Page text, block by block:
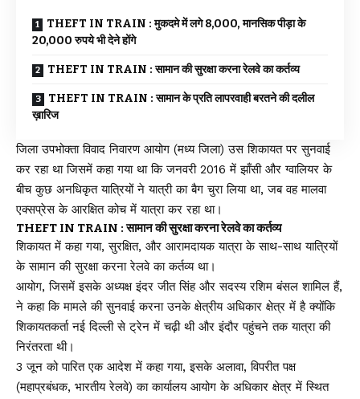
THEFT IN TRAIN : मुकदमे में लगे 8,000, मानसिक पीड़ा के
20,000 रुपये भी देने होंगे
THEFT IN TRAIN : सामान की सुरक्षा करना रेलवे का कर्तव्य
THEFT IN TRAIN : सामान के प्रति लापरवाही बरतने की दलील
ख़ारिज
जिला उपभोक्ता विवाद निवारण आयोग (मध्य जिला) उस शिकायत पर सुनवाई
कर रहा था जिसमें कहा गया था कि जनवरी 2016 में झाँसी और ग्वालियर के
बीच कुछ अनधिकृत यात्रियों ने यात्री का बैग चुरा लिया था, जब वह मालवा
एक्सप्रेस के आरक्षित कोच में यात्रा कर रहा था।
THEFT IN TRAIN : सामान की सुरक्षा करना रेलवे का कर्तव्य
शिकायत में कहा गया, सुरक्षित, और आरामदायक यात्रा के साथ-साथ यात्रियों
के सामान की सुरक्षा करना रेलवे का कर्तव्य था।
आयोग, जिसमें इसके अध्यक्ष इंदर जीत सिंह और सदस्य रशिम बंसल शामिल हैं,
ने कहा कि मामले की सुनवाई करना उनके क्षेत्रीय अधिकार क्षेत्र में है क्योंकि
शिकायतकर्ता नई दिल्ली से ट्रेन में चढ़ी थी और इंदौर पहुंचने तक यात्रा की
निरंतरता थी।
3 जून को पारित एक आदेश में कहा गया, इसके अलावा, विपरीत पक्ष
(महाप्रबंधक, भारतीय रेलवे) का कार्यालय आयोग के अधिकार क्षेत्र में स्थित